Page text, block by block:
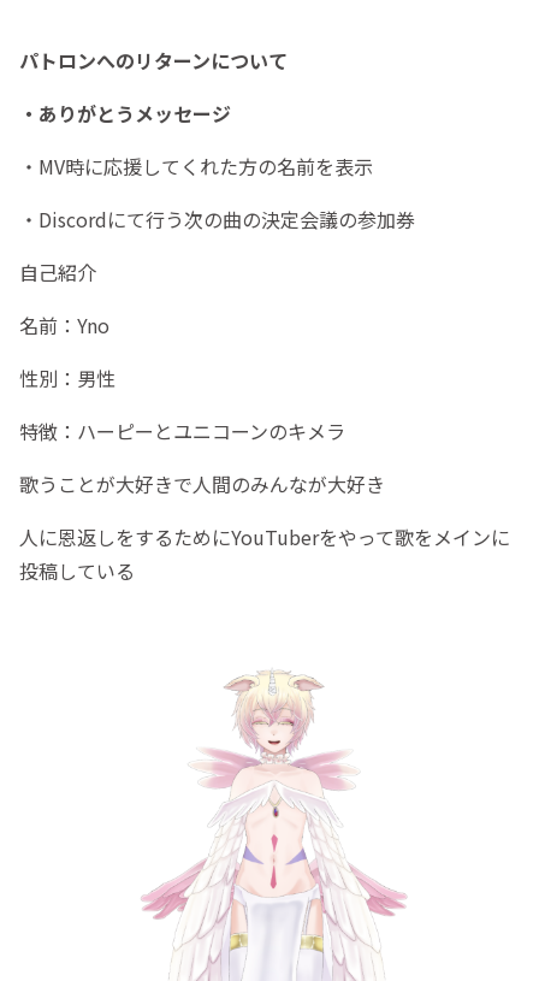
パトロンへのリターンについて
・ありがとうメッセージ
・MV時に応援してくれた方の名前を表示
・Discordにて行う次の曲の決定会議の参加券
自己紹介
名前：Yno
性別：男性
特徴：ハーピーとユニコーンのキメラ
歌うことが大好きで人間のみんなが大好き
人に恩返しをするためにYouTuberをやって歌をメインに
投稿している